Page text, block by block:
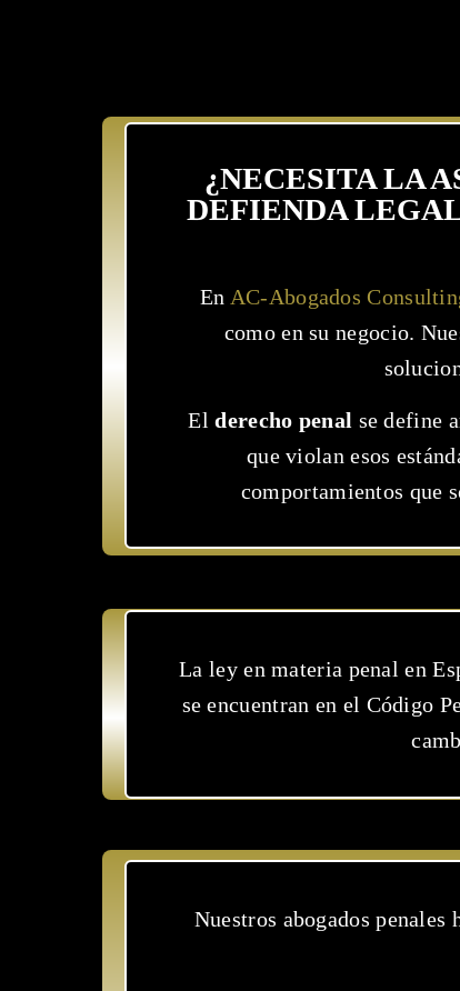
¿NECESITA LA
DEFIENDA
En AC-Abogados
como en su negocio.
Elderecho penal se define
que violan esos
comportamientos que
La ley en materia penal en
se encuentran en el Código
Nuestros abogados